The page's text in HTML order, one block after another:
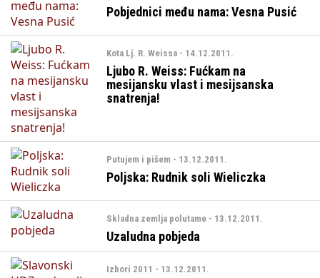
Pobjednici među nama: Vesna Pusić
Kota Lj. R. Weissa - 14.12.2011.
Ljubo R. Weiss: Fućkam na
mesijansku vlast i mesijsanska
snatrenja!
Putujem i pišem - 13.12.2011.
Poljska: Rudnik soli Wieliczka
Skladna zemlja polutame - 13.12.2011.
Uzaludna pobjeda
Izbori 2011 - 13.12.2011.